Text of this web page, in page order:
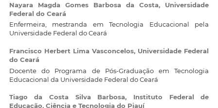
Nayara Magda Gomes Barbosa da Costa, Universidade
Federal do Ceará
Enfermeira, mestranda em Tecnologia Educacional pela
Universidade Federal do Ceará
Francisco Herbert Lima Vasconcelos, Universidade Federal
do Ceará
Docente do Programa de Pós-Graduação em Tecnologia
Educacional da Universidade Federal do Ceará
Tiago da Costa Silva Barbosa, Instituto Federal de
Educação, Ciência e Tecnologia do Piauí